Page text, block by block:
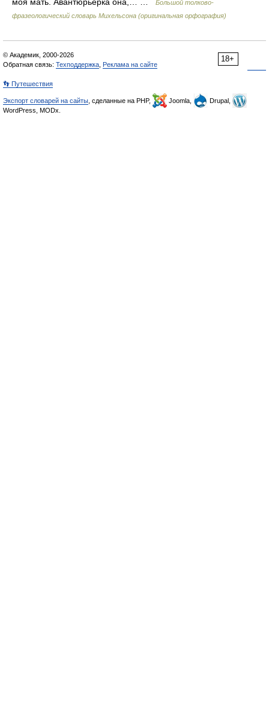
Большой толково-
фразеологический словарь Михельсона (оригинальная орфография)
18+
© Академик, 2000-2026
Обратная связь: Техподдержка Реклама на сайте
👣 Путешествия
Экспорт словарей на сайты , сделанные на PHP, Joomla,
Drupal,
WordPress, MODx.